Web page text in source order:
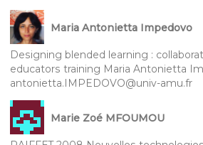
Maria Antonietta Impedovo
Designing blended learning :
educators training Maria Antonietta
antonietta.IMPEDOVO@univ-amu.fr
Marie Zoé MFOUMOU